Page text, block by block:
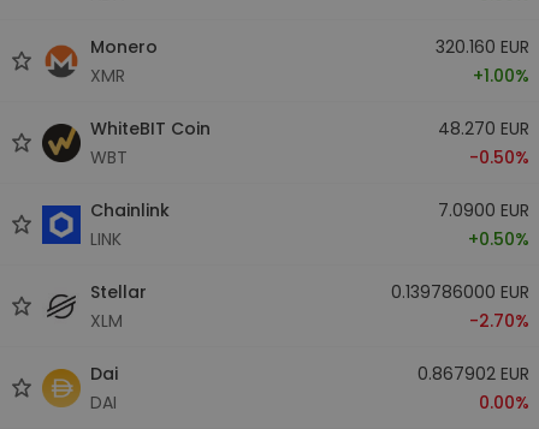
Monero
XMR
320.160 EUR
+1.00%
WhiteBIT Coin
WBT
48.270 EUR
-0.50%
Chainlink
LINK
7.0900 EUR
+0.50%
Stellar
XLM
0.139786000 EUR
-2.70%
Dai
DAI
0.867902 EUR
0.00%